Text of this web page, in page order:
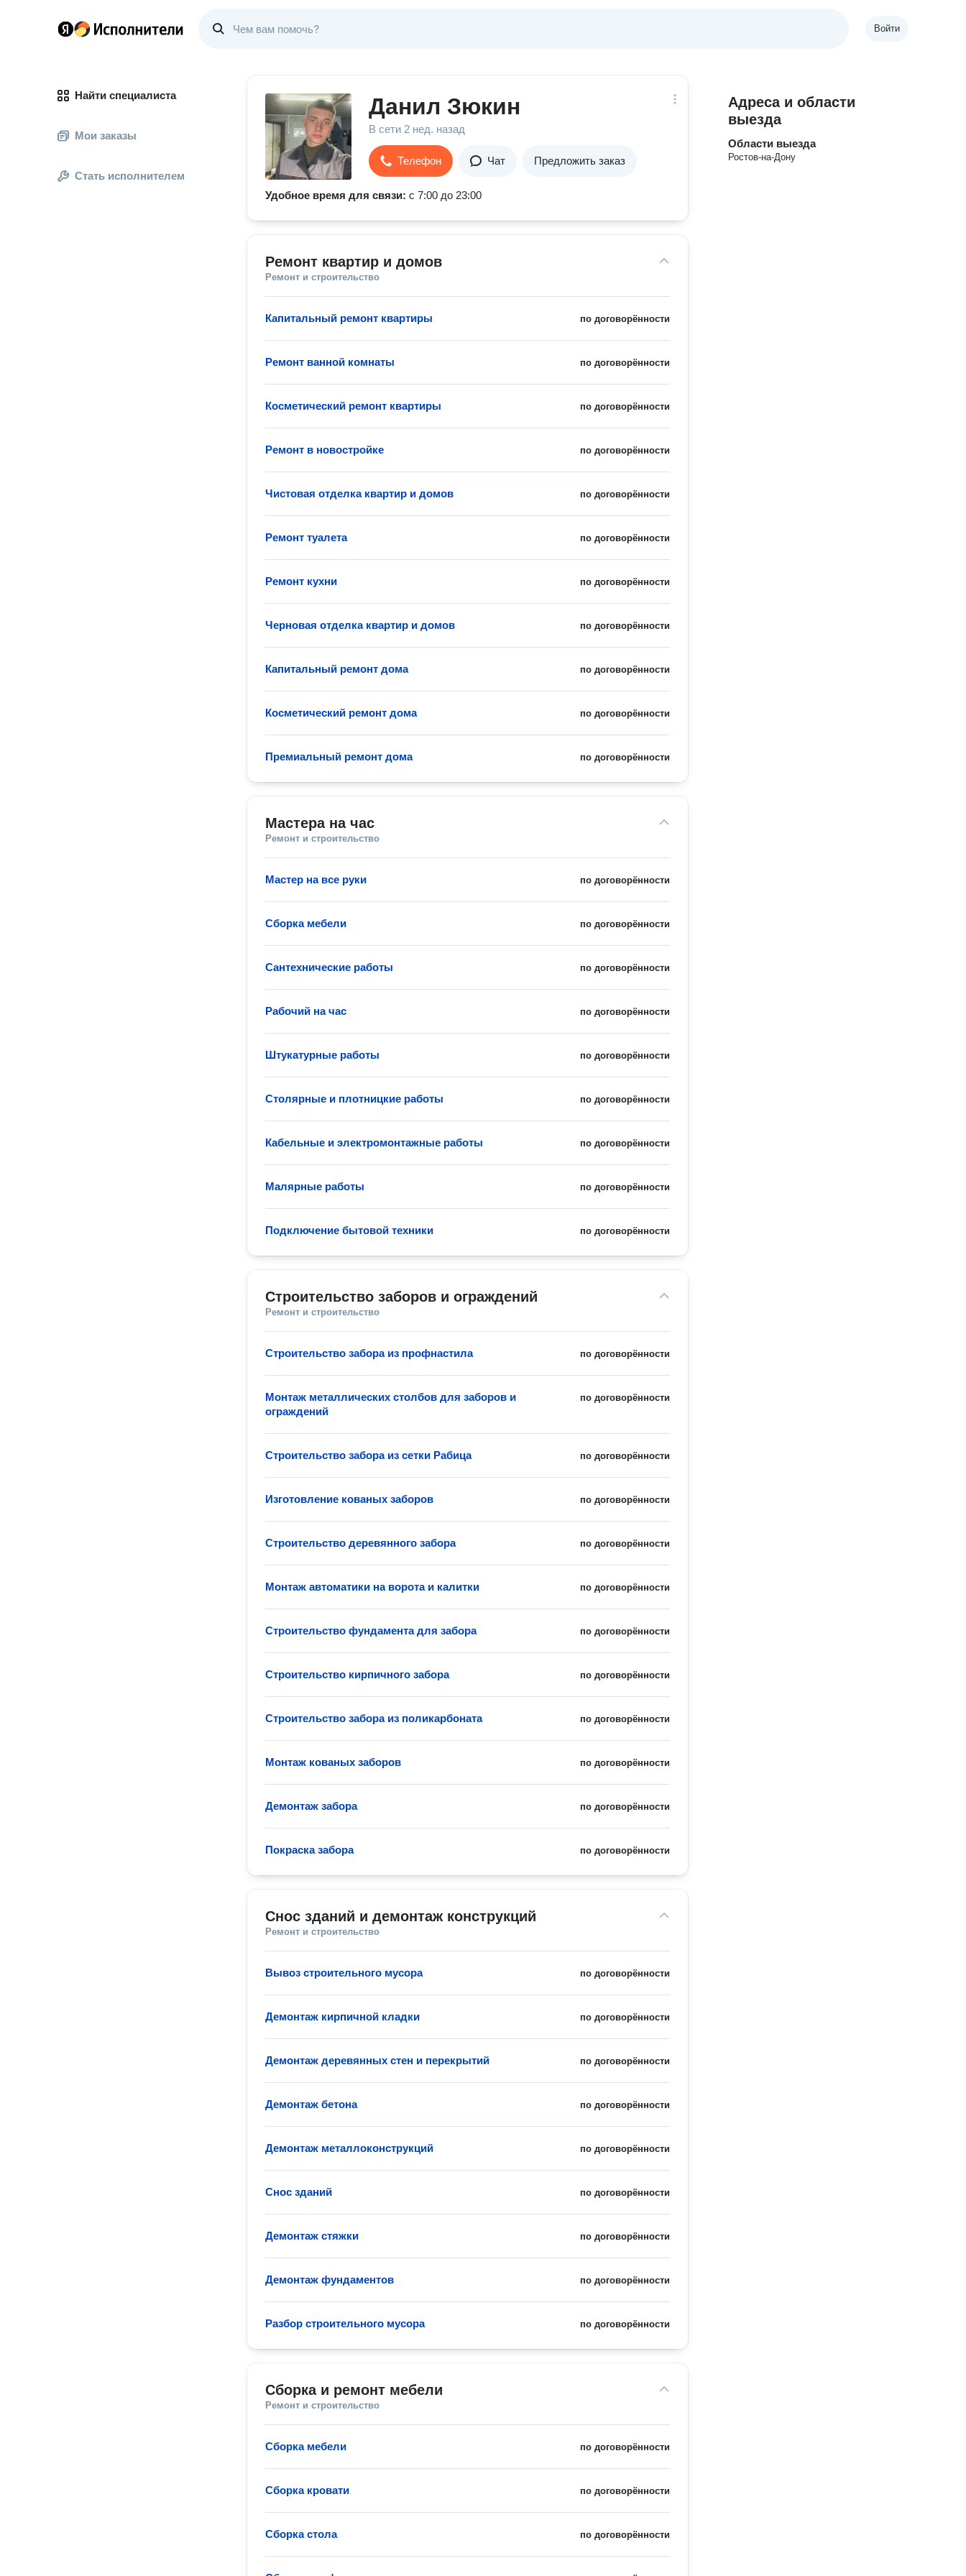
Войти
Найти специалиста
Мои заказы
Стать исполнителем
Данил Зюкин
В сети 2 нед. назад
Телефон Чат Предложить заказ
Удобное время для связи: с 7:00 до 23:00
Ремонт квартир и домов
Ремонт и строительство
по договорённости
Капитальный ремонт квартиры
по договорённости
Ремонт ванной комнаты
по договорённости
Косметический ремонт квартиры
по договорённости
Ремонт в новостройке
по договорённости
Чистовая отделка квартир и домов
по договорённости
Ремонт туалета
по договорённости
Ремонт кухни
по договорённости
Черновая отделка квартир и домов
по договорённости
Капитальный ремонт дома
по договорённости
Косметический ремонт дома
по договорённости
Премиальный ремонт дома
Мастера на час
Ремонт и строительство
по договорённости
Мастер на все руки
по договорённости
Сборка мебели
по договорённости
Сантехнические работы
по договорённости
Рабочий на час
по договорённости
Штукатурные работы
по договорённости
Столярные и плотницкие работы
по договорённости
Кабельные и электромонтажные работы
по договорённости
Малярные работы
по договорённости
Подключение бытовой техники
Строительство заборов и ограждений
Ремонт и строительство
по договорённости
Строительство забора из профнастила
по договорённости
Монтаж металлических столбов для заборов и
ограждений
по договорённости
Строительство забора из сетки Рабица
по договорённости
Изготовление кованых заборов
по договорённости
Строительство деревянного забора
по договорённости
Монтаж автоматики на ворота и калитки
по договорённости
Строительство фундамента для забора
по договорённости
Строительство кирпичного забора
по договорённости
Строительство забора из поликарбоната
по договорённости
Монтаж кованых заборов
по договорённости
Демонтаж забора
по договорённости
Покраска забора
Снос зданий и демонтаж конструкций
Ремонт и строительство
по договорённости
Вывоз строительного мусора
по договорённости
Демонтаж кирпичной кладки
по договорённости
Демонтаж деревянных стен и перекрытий
по договорённости
Демонтаж бетона
по договорённости
Демонтаж металлоконструкций
по договорённости
Снос зданий
по договорённости
Демонтаж стяжки
по договорённости
Демонтаж фундаментов
по договорённости
Разбор строительного мусора
Сборка и ремонт мебели
Ремонт и строительство
по договорённости
Сборка мебели
по договорённости
Сборка кровати
по договорённости
Сборка стола
Адреса и области
выезда
Области выезда
Ростов-на-Дону